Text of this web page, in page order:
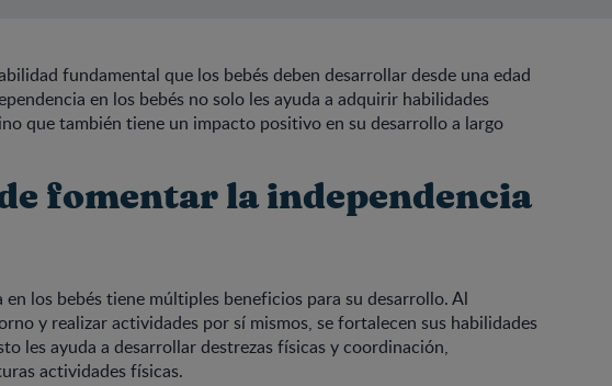
fundamental que los bebés deben desarrollar desde una edad
en los bebés no solo les ayuda a adquirir habilidades
que también tiene un impacto positivo en su desarrollo a largo
fomentar la independencia
los bebés tiene múltiples beneficios para su desarrollo. Al
y realizar actividades por sí mismos, se fortalecen sus habilidades
les ayuda a desarrollar destrezas físicas y coordinación,
actividades físicas.